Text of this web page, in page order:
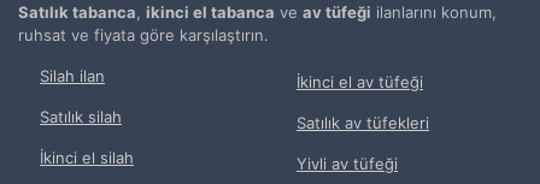
Satılık tabanca ikinci el tabanca ve av tüfeği ilanlarını konum,
ruhsat ve fiyata göre karşılaştırın.
Silah ilan
Satılık silah
İkinci el silah
İkinci el av tüfeği
Satılık av tüfekleri
Yivli av tüfeği